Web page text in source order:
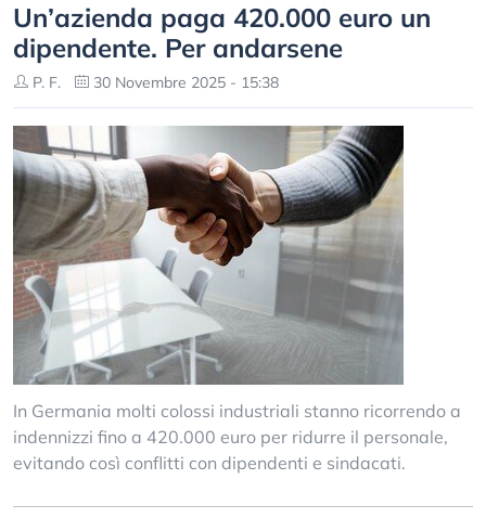
Un’azienda paga 420.000 euro un
dipendente. Per andarsene
P. F. 30 Novembre 2025 - 15:38
In Germania molti colossi industriali stanno ricorrendo a
indennizzi fino a 420.000 euro per ridurre il personale,
evitando così conflitti con dipendenti e sindacati.